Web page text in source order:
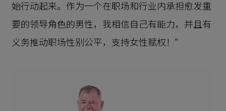
始行动起来。作为一个在职场和行业内承担愈发重
要的领导角色的男性，我相信自己有能力，并且有
义务推动职场性别公平，支持女性赋权！”